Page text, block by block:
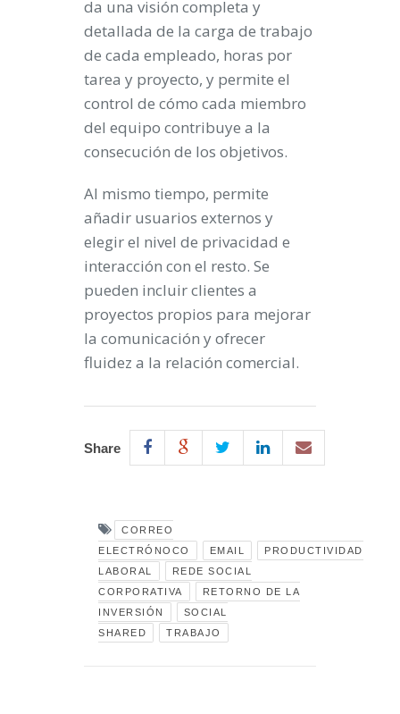
da una visión completa y
detallada de la carga de trabajo
de cada empleado, horas por
tarea y proyecto, y permite el
control de cómo cada miembro
del equipo contribuye a la
consecución de los objetivos.
Al mismo tiempo, permite
añadir usuarios externos y
elegir el nivel de privacidad e
interacción con el resto. Se
pueden incluir clientes a
proyectos propios para mejorar
la comunicación y ofrecer
fluidez a la relación comercial.
Share
CORREO
ELECTRÓNOCO
EMAIL
PRODUCTIVIDAD
LABORAL
REDE SOCIAL
CORPORATIVA
RETORNO DE LA
INVERSIÓN
SOCIAL
SHARED
TRABAJO